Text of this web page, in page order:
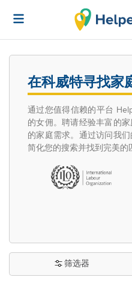
在科威特寻找家
通过您值得信赖的平台
的女佣。聘请经验丰富的
的家庭需求。通过访问我
简化您的搜索并找到完美的
筛选器